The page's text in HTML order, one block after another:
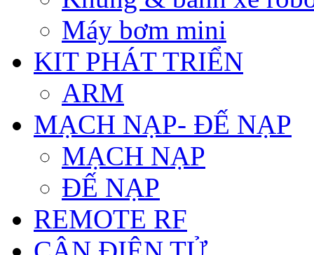
Máy bơm mini
KIT PHÁT TRIỂN
ARM
MẠCH NẠP- ĐẾ NẠP
MẠCH NẠP
ĐẾ NẠP
REMOTE RF